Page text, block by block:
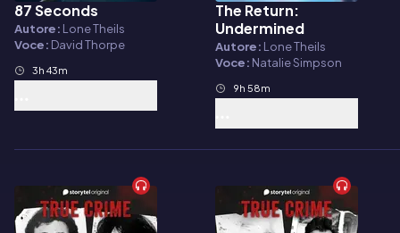
Audiolibro
87 Seconds
Autore: Lone Theils
Voce: David Thorpe
3h 43m
Audiolibro
The Return:
Undermined
Autore: Lone Theils
Voce: Natalie Simpson
9h 58m